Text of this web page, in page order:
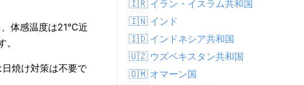
体感温度は21°C近
焼け対策は不要で
🇮🇷 イラン・イスラム共和国
🇮🇳 インド
🇮🇩 インドネシア共和国
🇺🇿 ウズベキスタン共和国
🇴🇲 オマーン国